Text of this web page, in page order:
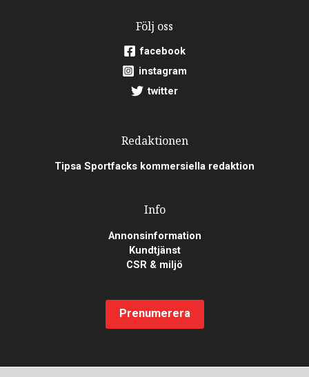
Följ oss
facebook
instagram
twitter
Redaktionen
Tipsa Sportfacks kommersiella redaktion
Info
Annonsinformation
Kundtjänst
CSR & miljö
Prenumerera